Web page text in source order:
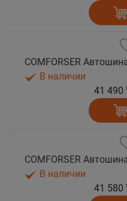
В наличии
41 490
В наличии
41 580